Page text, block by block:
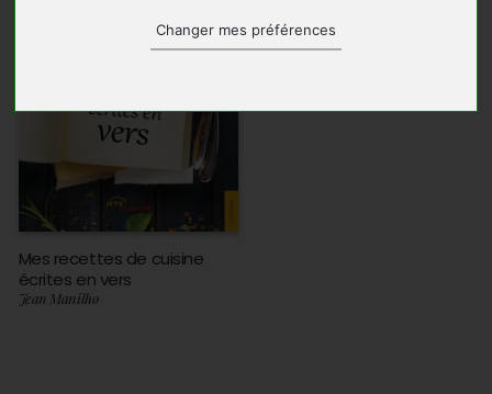
Changer mes préférences
Mes recettes de cuisine
écrites en vers
Jean Manilho